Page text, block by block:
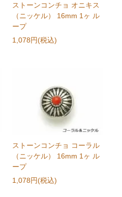
ストーンコンチョ オニキス
（ニッケル） 16mm 1ヶ ル
ープ
1,078円(税込)
ストーンコンチョ コーラル
（ニッケル） 16mm 1ヶ ル
ープ
1,078円(税込)